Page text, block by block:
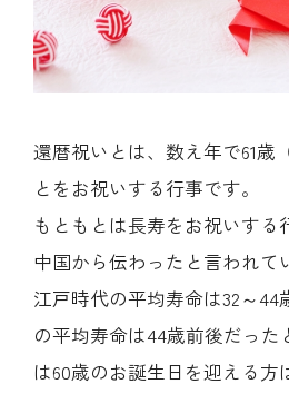
還暦祝いとは、数え年で61歳
とをお祝いする行事です。
もともとは長寿をお祝いする
中国から伝わったと言われて
江戸時代の平均寿命は32～
の平均寿命は44歳前後だっ
は60歳のお誕生日を迎える方